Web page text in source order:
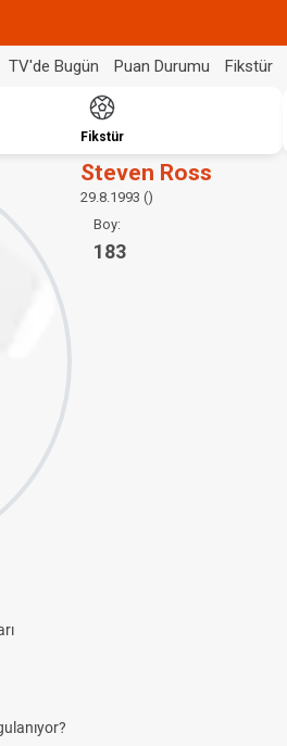
TV'de Bugün Puan Durumu Fikstür
Fikstür
Steven Ross
29.8.1993 ()
Boy:
183